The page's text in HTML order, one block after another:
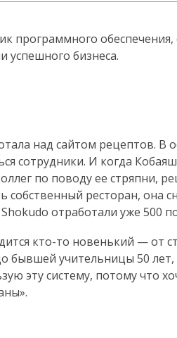
программного обеспечения,
успешного бизнеса.
над сайтом рецептов. В
сотрудники. И когда
по поводу ее стряпни,
ресторан, она
отработали уже 500
кто-то новенький — от
бывшей учительницы 50
эту систему, потому что